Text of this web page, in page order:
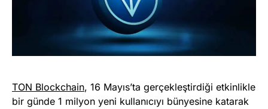
TON Blockchain, 16 Mayıs’ta gerçekleştirdiği etkinlikle
bir günde 1 milyon yeni kullanıcıyı bünyesine katarak